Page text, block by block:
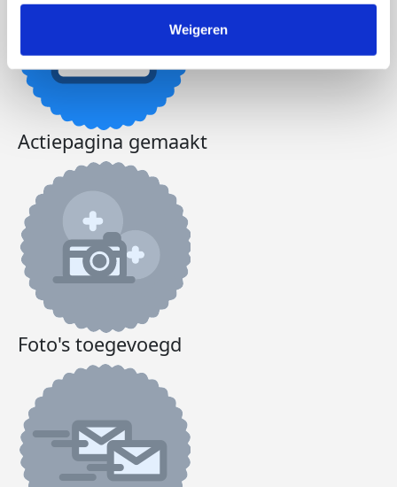
Weigeren
Actiepagina gemaakt
Foto's toegevoegd